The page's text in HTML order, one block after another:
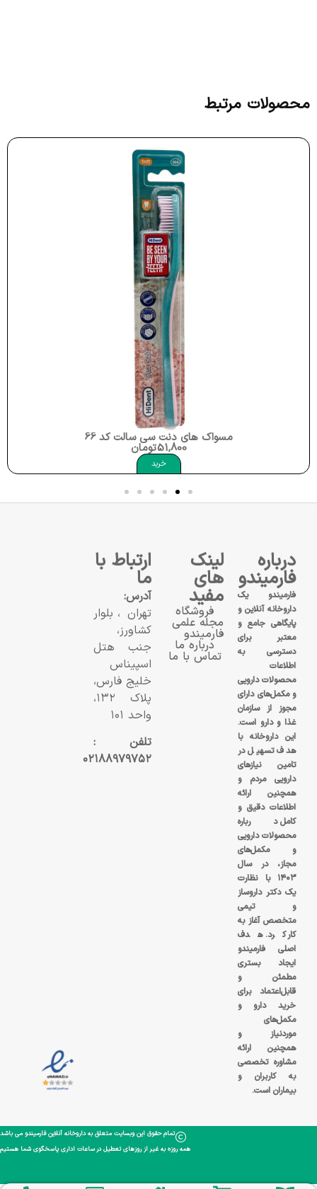
محصولات مرتبط
مسواک های دنت سی سالت کد 966 برند های دنت Hi Dent Toothbrush Sea Salt
51,800تومان
خرید
درباره
فارمیندو
فارمیندو یک
داروخانه آنلاین و
پایگاهی جامع و
معتبر برای
دسترسی به
اطلاعات
محصولات دارویی
و مکمل‌های دارای
مجوز از سازمان
غذا و دارو است.
این داروخانه با
هدف تسهیل در
تامین نیازهای
دارویی مردم و
همچنین ارائه
اطلاعات دقیق و
کامل درباره
محصولات دارویی
و مکمل‌های
مجاز، در سال
۱۴۰۳ با نظارت
یک دکتر داروساز
و تیمی
متخصص آغاز به
کار کرد. هدف
اصلی فارمیندو
ایجاد بستری
مطمئن و
قابل‌اعتماد برای
خرید دارو و
مکمل‌های
موردنیاز و
همچنین ارائه
مشاوره تخصصی
به کاربران و
بیماران است.
لینک
های
مفید
فروشگاه
مجله علمی
فارمیندو
درباره ما
تماس با ما
ارتباط با
ما
آدرس:
تهران، بلوار
کشاورز،
جنب هتل
اسپیناس
خلیج فارس،
پلاک ۱۳۲،
واحد ۱۰۱
تلفن :
۰۲۱۸۸۹۷۹۷۵۲
تمام حقوق این وبسایت متعلق به داروخانه آنلاین فارمیندو می باشد
همه روزه به غیر از روزهای تعطیل در ساعات اداری پاسخگوی شما هستیم